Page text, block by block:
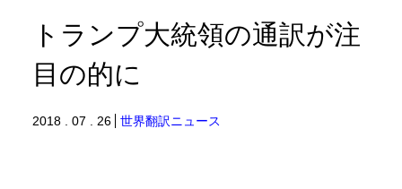
トランプ大統領の通訳が注
目の的に
2018 . 07 . 26 世界翻訳ニュース